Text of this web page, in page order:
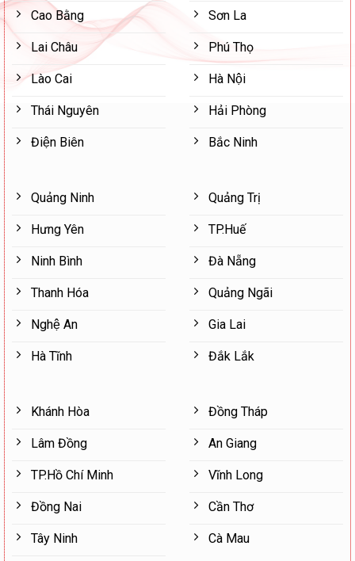
Cao Bằng
Lai Châu
Lào Cai
Thái Nguyên
Điện Biên
Sơn La
Phú Thọ
Hà Nội
Hải Phòng
Bắc Ninh
Quảng Ninh
Hưng Yên
Ninh Bình
Thanh Hóa
Nghệ An
Hà Tĩnh
Quảng Trị
TP.Huế
Đà Nẵng
Quảng Ngãi
Gia Lai
Đắk Lắk
Khánh Hòa
Lâm Đồng
TP.Hồ Chí Minh
Đồng Nai
Tây Ninh
Đồng Tháp
An Giang
Vĩnh Long
Cần Thơ
Cà Mau